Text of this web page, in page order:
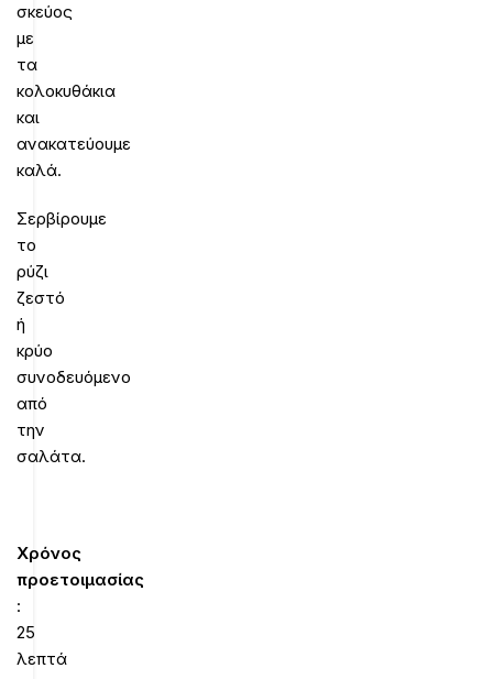
σκεύος
με
τα
κολοκυθάκια
και
ανακατεύουμε
καλά.
Σερβίρουμε
το
ρύζι
ζεστό
ή
κρύο
συνοδευόμενο
από
την
σαλάτα.
Χρόνος
προετοιμασίας
:
25
λεπτά